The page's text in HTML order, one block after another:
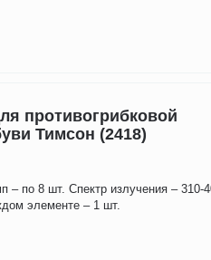
противогрибковой
Тимсон (2418)
– по 8 шт. Спектр излучения – 310-
элементе – 1 шт.